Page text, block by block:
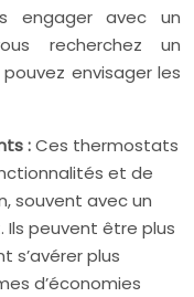
engager avec un
recherchez un
envisager les
:Ces thermostats
et de
souvent avec un
peuvent être plus
s’avérer plus
d’économies